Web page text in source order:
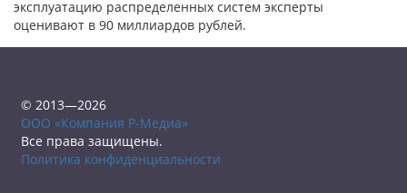
эксплуатацию распределенных систем эксперты
оценивают в 90 миллиардов рублей.
© 2013—2026
ООО «Компания Р-Медиа»
Все права защищены.
Политика конфиденциальности